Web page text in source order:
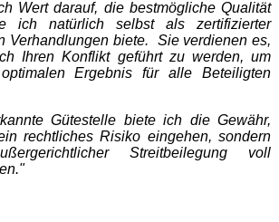
Wert darauf, die bestmögliche Qualität
ich natürlich selbst als zertifizierter
Verhandlungen biete. Sie verdienen es,
Ihren Konflikt geführt zu werden, um
Ergebnis für alle Beteiligten
Gütestelle biete ich die Gewähr,
rechtliches Risiko eingehen, sondern
Streitbeilegung voll